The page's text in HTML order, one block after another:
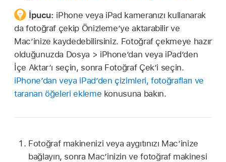
İpucu: iPhone veya iPad kameranızı kullanarak
da fotoğraf çekip Önizleme’ye aktarabilir ve
Mac’inize kaydedebilirsiniz. Fotoğraf çekmeye hazır
olduğunuzda Dosya > iPhone’dan veya iPad’den
İçe Aktar’ı seçin, sonra Fotoğraf Çek’i seçin.
iPhone’dan veya iPad’den çizimleri, fotoğrafları ve
taranan öğeleri ekleme konusuna bakın.
Fotoğraf makinenizi veya aygıtınızı Mac’inize
bağlayın, sonra Mac’inizin ve fotoğraf makinesi